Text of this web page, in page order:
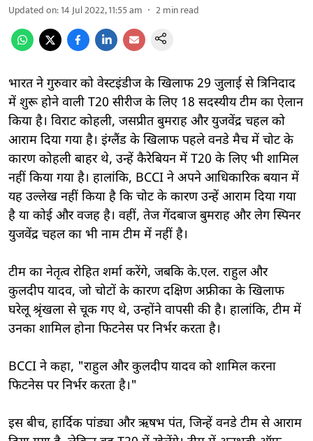
Updated on:14 Jul 2022, 11:55 am 2min read
भारत ने गुरुवार को वेस्टइंडीज के खिलाफ 29 जुलाई से त्रिनिदाद
में शुरू होने वाली T20 सीरीज के लिए 18 सदस्यीय टीम का ऐलान
किया है। विराट कोहली, जसप्रीत बुमराह और युजवेंद्र चहल को
आराम दिया गया है। इंग्लैंड के खिलाफ पहले वनडे मैच में चोट के
कारण कोहली बाहर थे, उन्हें कैरेबियन में T20 के लिए भी शामिल
नहीं किया गया है। हालांकि, BCCI ने अपने आधिकारिक बयान में
यह उल्लेख नहीं किया है कि चोट के कारण उन्हें आराम दिया गया
है या कोई और वजह है। वहीं, तेज गेंदबाज बुमराह और लेग स्पिनर
युजवेंद्र चहल का भी नाम टीम में नहीं है।
टीम का नेतृत्व रोहित शर्मा करेंगे, जबकि के.एल. राहुल और
कुलदीप यादव, जो चोटों के कारण दक्षिण अफ्रीका के खिलाफ
घरेलू श्रृंखला से चूक गए थे, उन्होंने वापसी की है। हालांकि, टीम में
उनका शामिल होना फिटनेस पर निर्भर करता है।
BCCI ने कहा, "राहुल और कुलदीप यादव को शामिल करना
फिटनेस पर निर्भर करता है।"
इस बीच, हार्दिक पांड्या और ऋषभ पंत, जिन्हें वनडे टीम से आराम